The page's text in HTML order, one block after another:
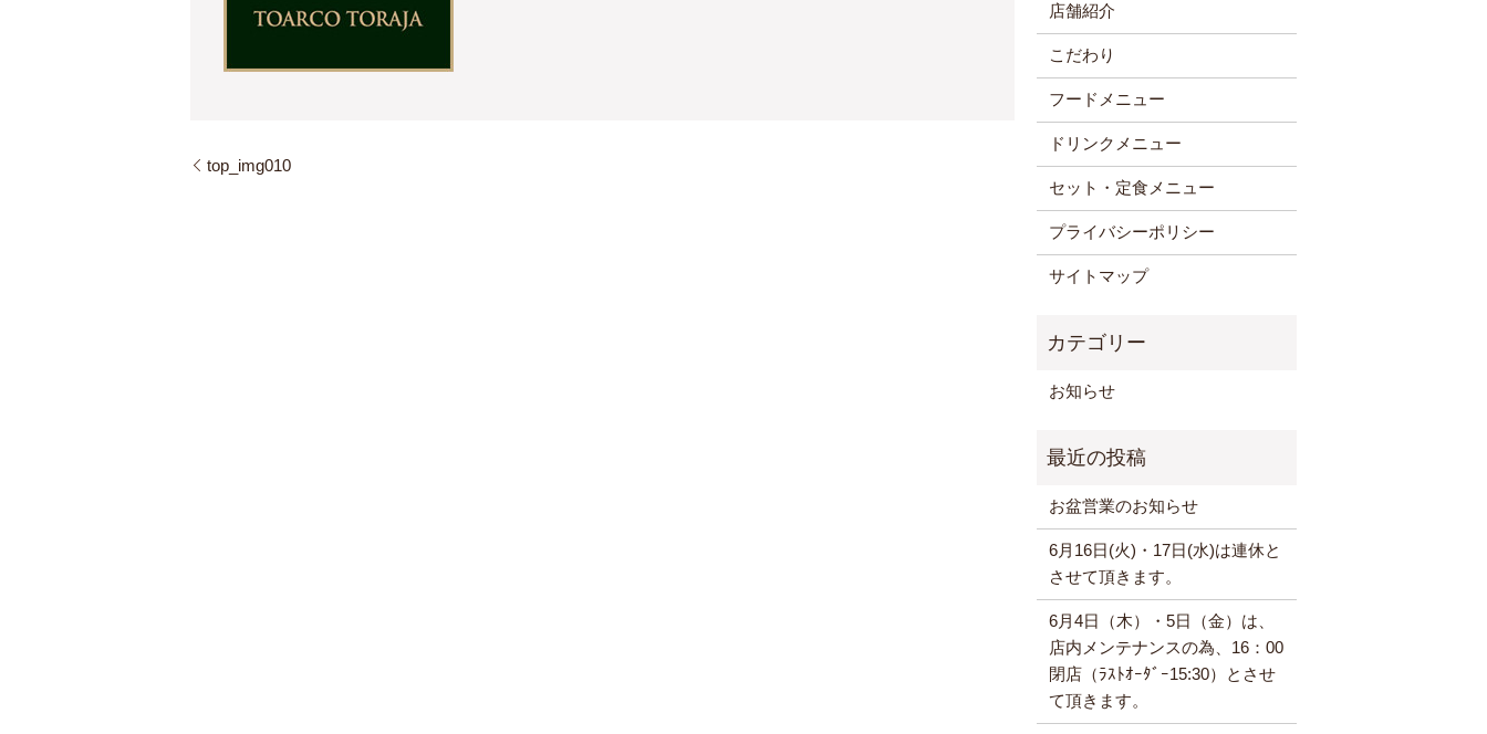
top_img010
店舗紹介
こだわり
フードメニュー
ドリンクメニュー
セット・定食メニュー
プライバシーポリシー
サイトマップ
お知らせ
お盆営業のお知らせ
6月16日(火)・17日(水)は連休と
させて頂きます。
6月4日（木）・5日（金）は、
店内メンテナンスの為、16：00
閉店（ﾗｽﾄｵｰﾀﾞｰ15:30）とさせ
て頂きます。